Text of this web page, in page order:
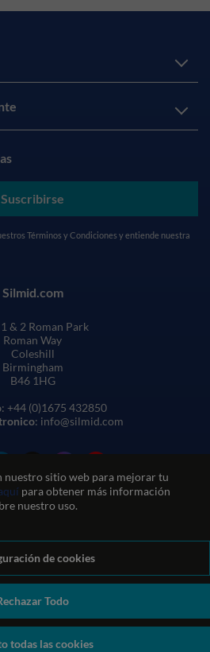
nuestro sitio web para mejorar tu
para obtener más información
nuestro uso.
de cookies
Todo
todas las cookies
Suscribirse
Términos y Condiciones y entiende nuestra
Silmid.com
& 2 Roman Park
Roman Way
Coleshill
Birmingham
B46 1HG
: +44 (0)1675 432850
: info@silmid.com
Condiciones de uso del sitio web
y cookies
Política de calidad
Política REACH
la esclavitud moderna
0755 48|ecommerce by red